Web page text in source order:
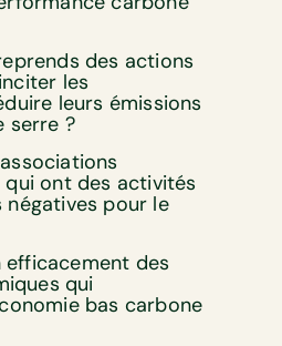
des actions
les
leurs émissions
serre ?
ont des activités
pour le
des
qui
bas carbone